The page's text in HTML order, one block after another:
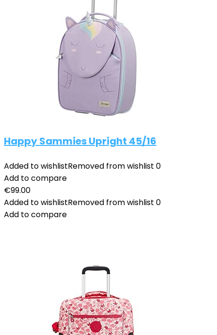
Happy Sammies Upright 45/16
Added to wishlistRemoved from wishlist 0
Add to compare
€99.00
Added to wishlistRemoved from wishlist 0
Add to compare